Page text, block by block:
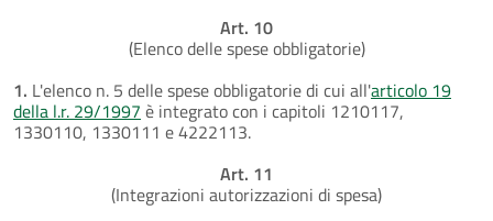
Art. 10
(Elenco delle spese obbligatorie)
1. L'elenco n. 5 delle spese obbligatorie di cui all'articolo 19
della l.r. 29/1997 è integrato con i capitoli 1210117,
1330110, 1330111 e 4222113.
Art. 11
(Integrazioni autorizzazioni di spesa)